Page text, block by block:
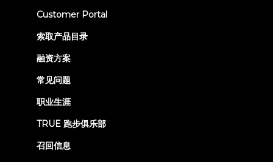
Customer Portal(opens
索取产品目录
融资方案
常见问题
职业生涯
TRUE 跑步俱乐部
召回信息